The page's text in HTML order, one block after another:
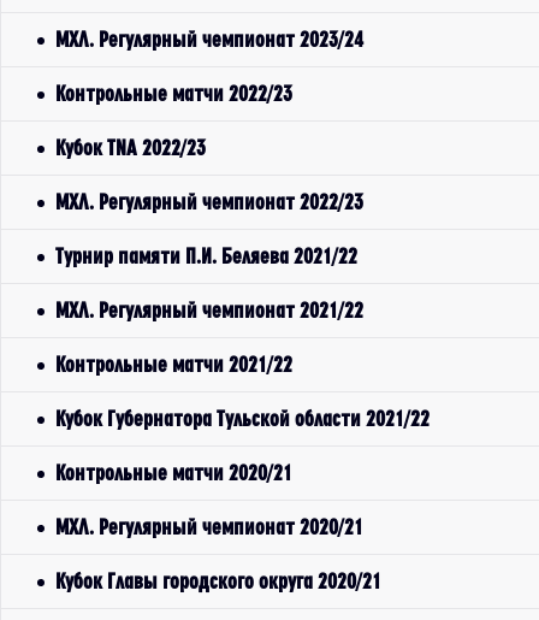
МХЛ. Регулярный чемпионат 2023/24
Контрольные матчи 2022/23
Кубок TNA 2022/23
МХЛ. Регулярный чемпионат 2022/23
Турнир памяти П.И. Беляева 2021/22
МХЛ. Регулярный чемпионат 2021/22
Контрольные матчи 2021/22
Кубок Губернатора Тульской области 2021/22
Контрольные матчи 2020/21
МХЛ. Регулярный чемпионат 2020/21
Кубок Главы городского округа 2020/21